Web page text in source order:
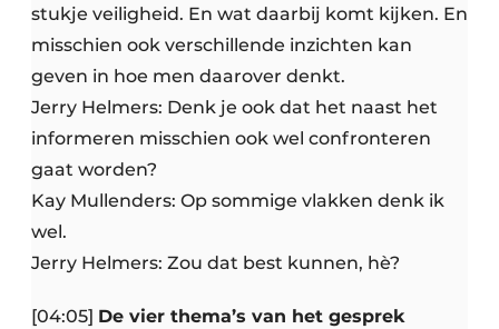
stukje veiligheid. En wat daarbij komt kijken. En
misschien ook verschillende inzichten kan
geven in hoe men daarover denkt.
Jerry Helmers: Denk je ook dat het naast het
informeren misschien ook wel confronteren
gaat worden?
Kay Mullenders: Op sommige vlakken denk ik
wel.
Jerry Helmers: Zou dat best kunnen, hè?
[04:05] De vier thema’s van het gesprek